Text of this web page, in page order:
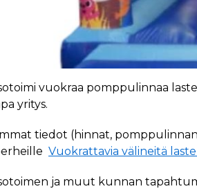
vuokraa pomppulinnaa
yritys.
tiedot (hinnat,
Vuokrattavia välineitä
ja muut kunnan